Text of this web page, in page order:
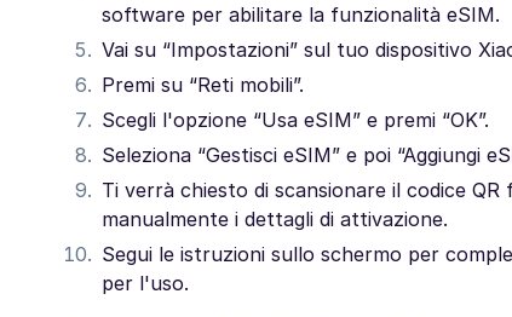
software per abilitare la funzionalità eSIM.
Vai su “Impostazioni” sul tuo dispositivo
Premi su “Reti mobili”.
Scegli l'opzione “Usa eSIM” e premi “OK”.
Seleziona “Gestisci eSIM” e poi “Aggiungi
Ti verrà chiesto di scansionare il codice
manualmente i dettagli di attivazione.
Segui le istruzioni sullo schermo per
per l'uso.